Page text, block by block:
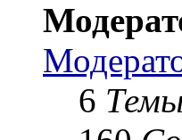
6 Темы